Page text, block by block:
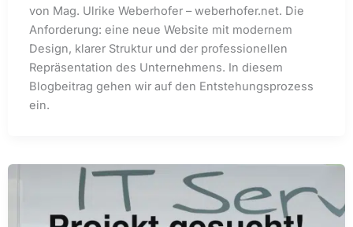
von Mag. Ulrike Weberhofer – weberhofer.net. Die
Anforderung: eine neue Website mit modernem
Design, klarer Struktur und der professionellen
Repräsentation des Unternehmens. In diesem
Blogbeitrag gehen wir auf den Entstehungsprozess
ein.